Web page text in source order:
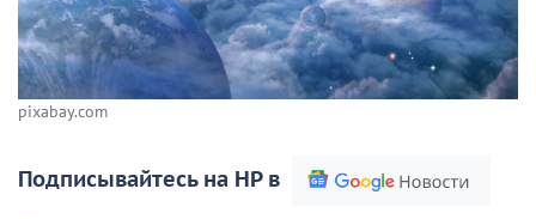
pixabay.com
Подписывайтесь на НР в